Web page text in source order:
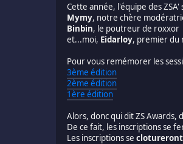
Cette année, l'équipe des ZSA'
Mymy, notre chère
Binbin, le poutreur de roxxor
et...moi, Eidarloy, premier du
Pour vous remémorer les
3ème édition
2ème édition
1ère édition
Alors, donc qui dit ZS Awards,
De ce fait, les inscriptions se
Les inscriptions se clotureront